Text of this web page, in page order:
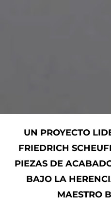
UN PROYECTO
FRIEDRICH
PIEZAS DE
BAJO LA
MAESTRO